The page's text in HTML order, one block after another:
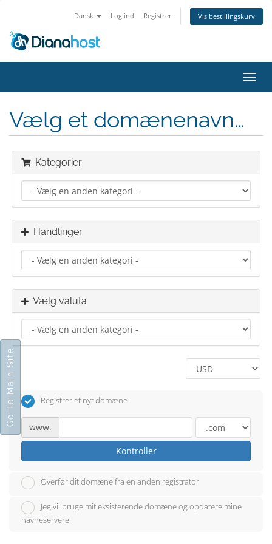
Dansk Log ind Registrer Vis bestillingskurv
Skift
Vælg et domænenavn…
Kategorier
Handlinger
Vælg valuta
Registrer et nyt domæne
www.
Kontroller
Overfør dit domæne fra en anden registrator
Jeg vil bruge mit eksisterende domæne og opdatere mine
navneservere
Go To Main Site